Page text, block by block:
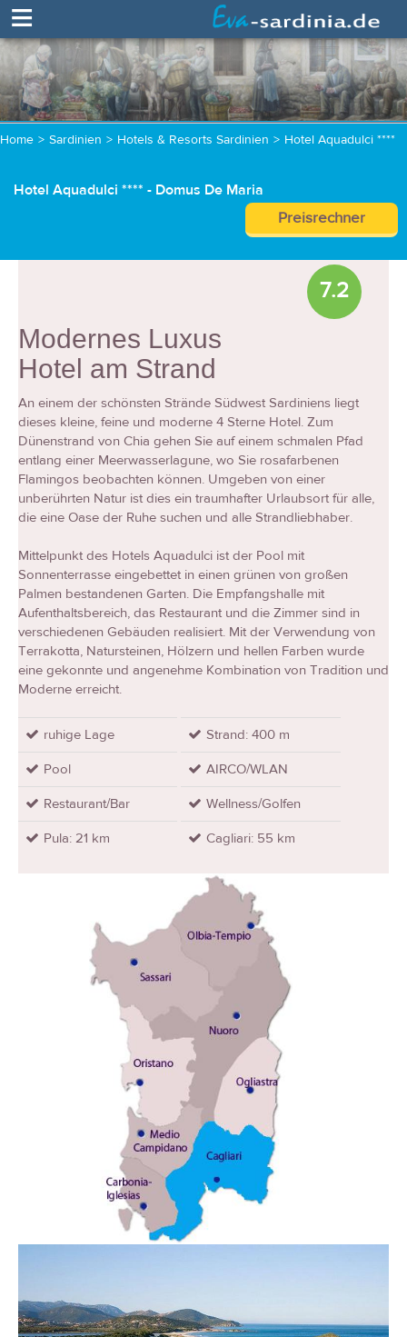
≡
Home > Sardinien > Hotels & Resorts Sardinien > Hotel Aquadulci ****
Hotel Aquadulci **** - Domus De Maria
Preisrechner
7.2
Modernes Luxus
Hotel am Strand
An einem der schönsten Strände Südwest Sardiniens liegt
dieses kleine, feine und moderne 4 Sterne Hotel. Zum
Dünenstrand von Chia gehen Sie auf einem schmalen Pfad
entlang einer Meerwasserlagune, wo Sie rosafarbenen
Flamingos beobachten können. Umgeben von einer
unberührten Natur ist dies ein traumhafter Urlaubsort für alle,
die eine Oase der Ruhe suchen und alle Strandliebhaber.
Mittelpunkt des Hotels Aquadulci ist der Pool mit
Sonnenterrasse eingebettet in einen grünen von großen
Palmen bestandenen Garten. Die Empfangshalle mit
Aufenthaltsbereich, das Restaurant und die Zimmer sind in
verschiedenen Gebäuden realisiert. Mit der Verwendung von
Terrakotta, Natursteinen, Hölzern und hellen Farben wurde
eine gekonnte und angenehme Kombination von Tradition und
Moderne erreicht.
ruhige Lage
Strand: 400 m
Pool
AIRCO/WLAN
Restaurant/Bar
Wellness/Golfen
Pula: 21 km
Cagliari: 55 km